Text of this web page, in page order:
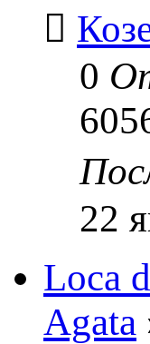
0
22
Loca
Agata